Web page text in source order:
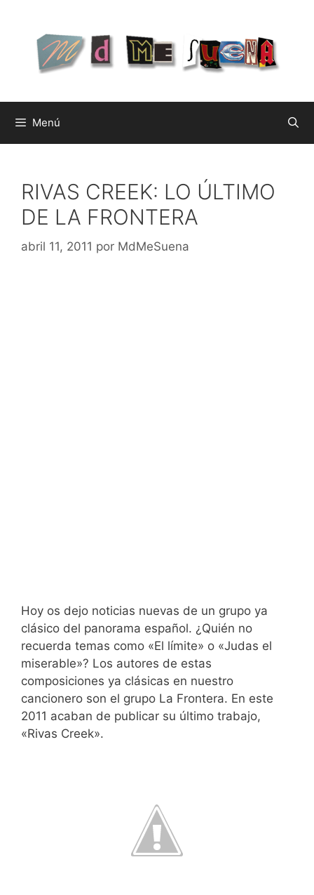
contenido
Menú
RIVAS CREEK: LO ÚLTIMO
DE LA FRONTERA
abril 11, 2011 por MdMeSuena
Hoy os dejo noticias nuevas de un grupo ya
clásico del panorama español. ¿Quién no
recuerda temas como «El límite» o «Judas el
miserable»? Los autores de estas
composiciones ya clásicas en nuestro
cancionero son el grupo La Frontera. En este
2011 acaban de publicar su último trabajo,
«Rivas Creek».